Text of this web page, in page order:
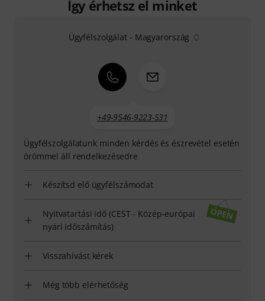
Így érhetsz el minket
Ügyfélszolgálat - Magyarország
+49-9546-9223-531
Ügyfélszolgálatunk minden kérdés és észrevétel esetén
örömmel áll rendelkezésedre
Készítsd elő ügyfélszámodat
Nyitvatartási idő (CEST - Közép-európai
nyári időszámítás)
Visszahívást kérek
Még több elérhetőség